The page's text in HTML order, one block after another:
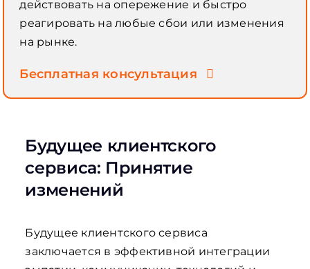
действовать на опережение и быстро
реагировать на любые сбои или изменения
на рынке.
Бесплатная консультация
Будущее клиентского
сервиса: Принятие
изменений
Будущее клиентского сервиса
заключается в эффективной интеграции